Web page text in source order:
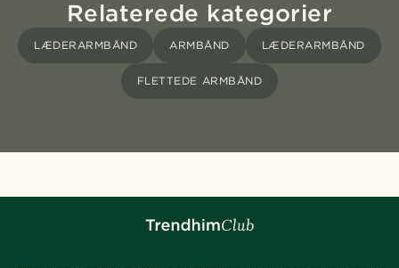
Relaterede kategorier
LÆDERARMBÅND ARMBÅND LÆDERARMBÅND
FLETTEDE ARMBÅND